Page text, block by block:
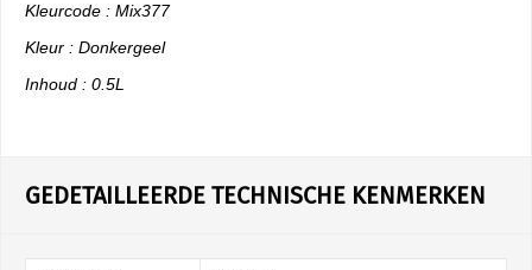
Kleurcode : Mix377
Kleur : Donkergeel
Inhoud : 0.5L
GEDETAILLEERDE TECHNISCHE KENMERKEN